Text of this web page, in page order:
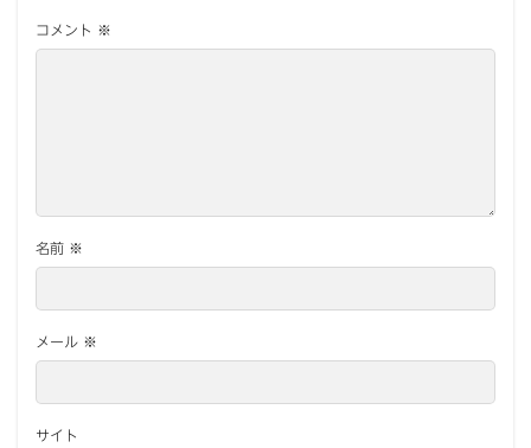
コメント ※
名前 ※
メール ※
サイト